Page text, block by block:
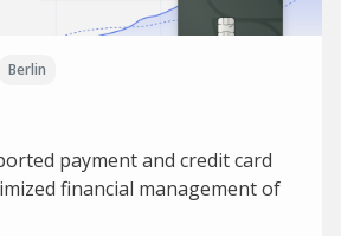
Berlin
payment and credit card
financial management of